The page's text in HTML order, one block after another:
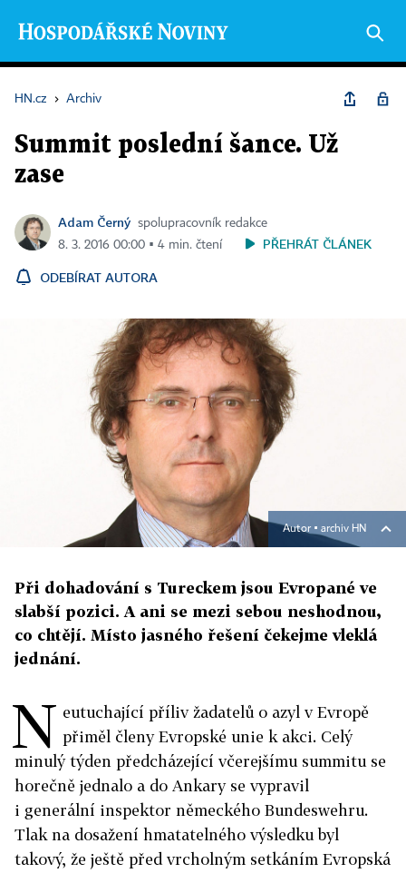
HN.cz › Archiv
Summit poslední šance. Už
zase
Adam Černý spolupracovník redakce
8. 3. 2016 00:00 ▪ 4 min. čtení
PŘEHRÁT ČLÁNEK
ODEBÍRAT AUTORA
Autor ▪ archiv HN
Při dohadování s Tureckem jsou Evropané ve
slabší pozici. A ani se mezi sebou neshodnou,
co chtějí. Místo jasného řešení čekejme vleklá
jednání.
N eutuchající příliv žadatelů o azyl v Evropě
přiměl členy Evropské unie k akci. Celý
minulý týden předcházející včerejšímu summitu se
horečně jednalo a do Ankary se vypravil
i generální inspektor německého Bundeswehru.
Tlak na dosažení hmatatelného výsledku byl
takový, že ještě před vrcholným setkáním Evropská